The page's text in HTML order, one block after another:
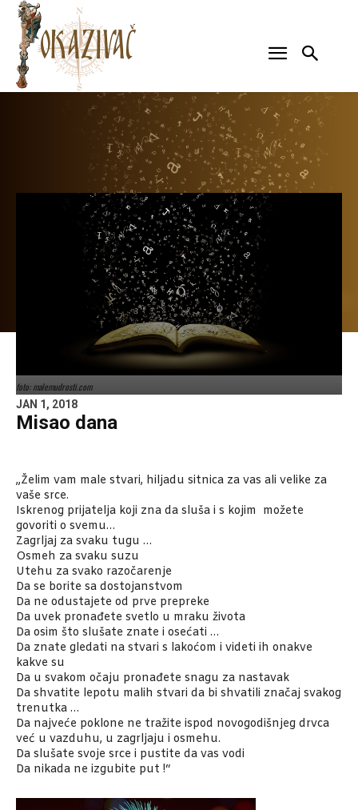
foto: malemudrosti.com
JAN 1, 2018
Misao dana
„Želim vam male stvari, hiljadu sitnica za vas ali velike za
vaše srce.
Iskrenog prijatelja koji zna da sluša i s kojim možete
govoriti o svemu…
Zagrljaj za svaku tugu …
Osmeh za svaku suzu
Utehu za svako razočarenje
Da se borite sa dostojanstvom
Da ne odustajete od prve prepreke
Da uvek pronađete svetlo u mraku života
Da osim što slušate znate i osećati …
Da znate gledati na stvari s lakoćom i videti ih onakve
kakve su
Da u svakom očaju pronađete snagu za nastavak
Da shvatite lepotu malih stvari da bi shvatili značaj svakog
trenutka …
Da najveće poklone ne tražite ispod novogodišnjeg drvca
već u vazduhu, u zagrljaju i osmehu.
Da slušate svoje srce i pustite da vas vodi
Da nikada ne izgubite put !“